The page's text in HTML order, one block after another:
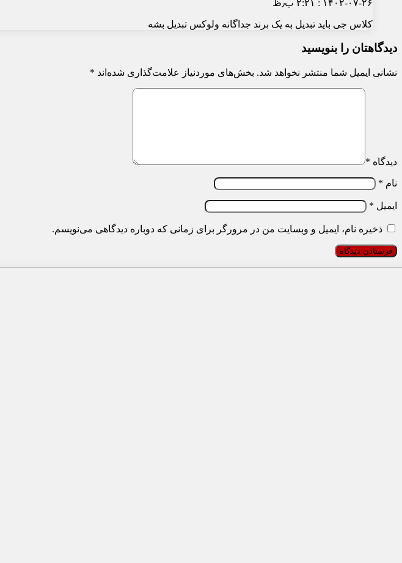
۱۴۰۲-۰۷-۲۶ : ۲:۲۱ ب٫ظ
کلاس جی باید تبدیل به یک برند جداگانه ولوکس تبدیل بشه
دیدگاهتان را بنویسید
نشانی ایمیل شما منتشر نخواهد شد. بخش‌های موردنیاز علامت‌گذاری شده‌اند *
دیدگاه *
نام *
ایمیل *
ذخیره نام، ایمیل و وبسایت من در مرورگر برای زمانی که دوباره دیدگاهی می‌نویسم.